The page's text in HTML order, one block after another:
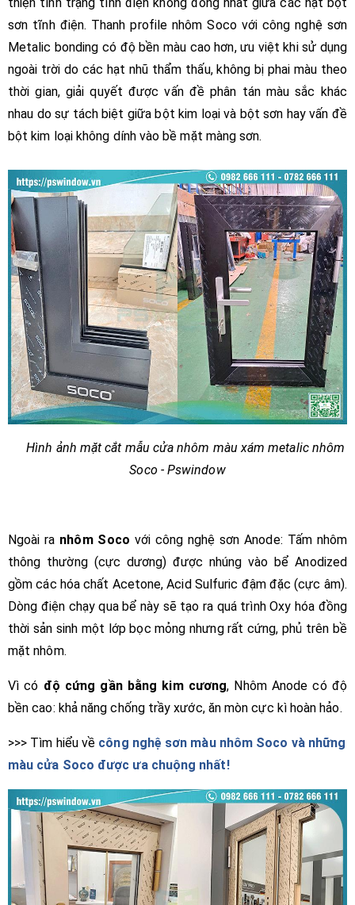
sơn tĩnh điện. Thanh profile nhôm Soco với công nghệ sơn
Metalic bonding có độ bền màu cao hơn, ưu việt khi sử dụng
ngoài trời do các hạt nhũ thẩm thấu, không bị phai màu theo
thời gian, giải quyết được vấn đề phân tán màu sắc khác
nhau do sự tách biệt giữa bột kim loại và bột sơn hay vấn đề
bột kim loại không dính vào bề mặt màng sơn.
Hình ảnh mặt cắt mẫu cửa nhôm màu xám metalic nhôm
Soco - Pswindow
Ngoài ra nhôm Soco với công nghệ sơn Anode: Tấm nhôm
thông thường (cực dương) được nhúng vào bể Anodized
gồm các hóa chất Acetone, Acid Sulfuric đậm đặc (cực âm).
Dòng điện chạy qua bể này sẽ tạo ra quá trình Oxy hóa đồng
thời sản sinh một lớp bọc mỏng nhưng rất cứng, phủ trên bề
mặt nhôm.
Vì có độ cứng gần bằng kim cương, Nhôm Anode có độ
bền cao: khả năng chống trầy xước, ăn mòn cực kì hoàn hảo.
>>> Tìm hiểu về công nghệ sơn màu nhôm Soco và những
màu cửa Soco được ưa chuộng nhất!